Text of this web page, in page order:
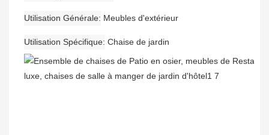
Utilisation Générale Meubles d'extérieur
Utilisation Spécifique Chaise de jardin